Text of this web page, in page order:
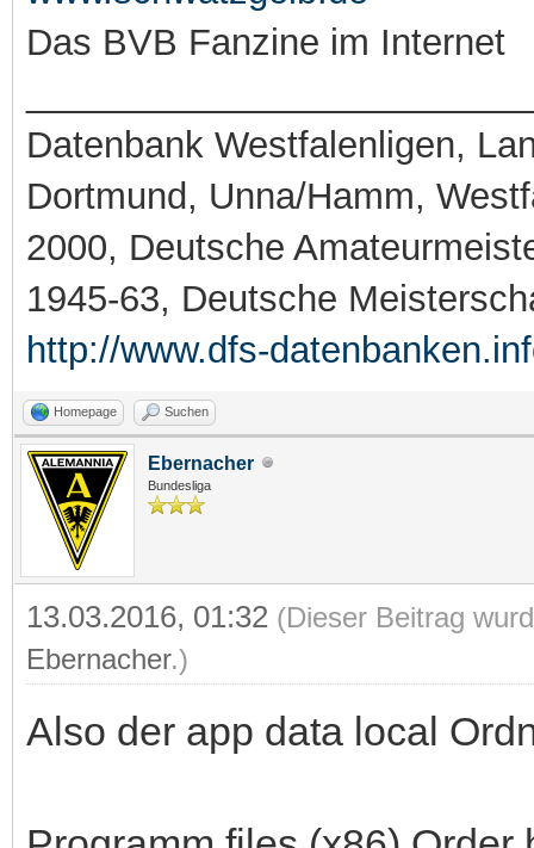
Das BVB Fanzine im Internet
Datenbank Westfalenligen,
Dortmund, Unna/Hamm,
2000, Deutsche
1945-63, Deutsche
http://www.dfs-
Homepage Suchen
Ebernacher
Bundesliga
13.03.2016, 01:32 (Dieser Beitrag
Ebernacher.)
Also der app data local